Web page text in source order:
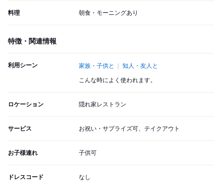
料理 朝食・モーニングあり
特徴・関連情報
利用シーン 家族・子供と 知人・友人と
こんな時によく使われます。
ロケーション 隠れ家レストラン
サービス お祝い・サプライズ可、テイクアウト
お子様連れ 子供可
ドレスコード なし